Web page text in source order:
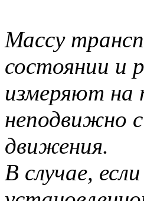
Массу
состоянии и
измеряют на
неподвижно
движения.
В случае,